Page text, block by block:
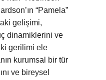
“Pamela”
gelişimi,
dinamiklerini ve
gerilimi ele
kurumsal bir tür
ve bireysel